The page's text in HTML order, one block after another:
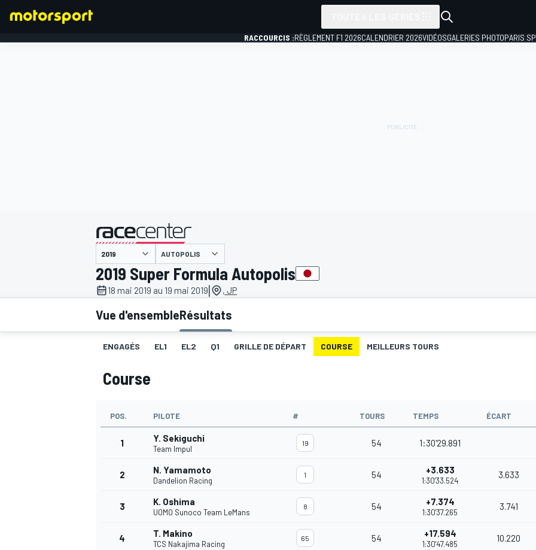
RACCOURCIS :RÈGLEMENT F1 2026CALENDRIER 2026VIDÉOSGALERIES PHOTOPARIS
présenté par
AUTOPOLIS
2019 Super Formula Autopolis
18 mai 2019 au 19 mai 2019| , JP
Vue d'ensembleRésultats
ENGAGÉS EL1 EL2 Q1 GRILLE DE DÉPART COURSE MEILLEURS TOURS
Course
POS. PILOTE # TOURS TEMPS ÉCART
1 Y. Sekiguchi
Team Impul
19 54 1:30'29.891
2 N. Yamamoto
Dandelion Racing
1 54 +3.633
1:30'33.524
3.633
3 K. Oshima
UOMO Sunoco Team LeMans
8 54 +7.374
1:30'37.265
3.741
4 T. Makino
TCS Nakajima Racing
65 54 +17.594
1:30'47.485
10.220